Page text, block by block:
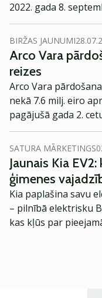
2022. gada 8.
sistēmas darba
BIRŽAS JAUNUMI
Arco Vara
reizes
Arco Vara
nekā 7.6 milj. eiro
pagājušā gada 2.
peļņa no
SATURA MĀRKETINGS
Jaunais Kia
ģimenes
Kia paplašina savu
– pilnībā elektrisku
kas kļūs par